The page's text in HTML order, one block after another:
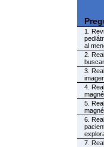
1.
al
2.
3.
4.
5.
6.
7.